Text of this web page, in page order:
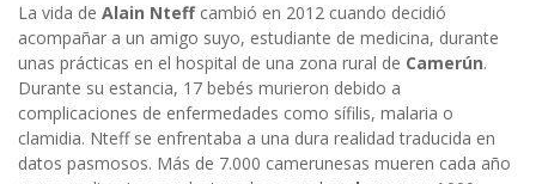
La vida de Alain Nteffcambió en 2012 cuando decidió
acompañar a un amigo suyo, estudiante de medicina, durante
unas prácticas en el hospital de una zona rural de Camerún.
Durante su estancia, 17 bebés murieron debido a
complicaciones de enfermedades como sífilis, malaria o
clamidia. Nteff se enfrentaba a una dura realidad traducida en
datos pasmosos. Más de 7.000 camerunesas mueren cada año